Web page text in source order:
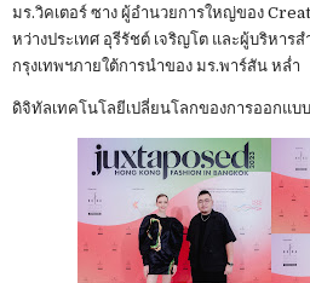
มร.วิคเตอร์ ซาง ผู้อำนวยการใหญ่ของ
หว่างประเทศ อุรีรัชต์ เจริญโต และผู้บริหาร
กรุงเทพฯภายใต้การนำของ มร.พาร์สัน หล่ำ
ดิจิทัลเทคโนโลยีเปลี่ยนโลกของการออกแ